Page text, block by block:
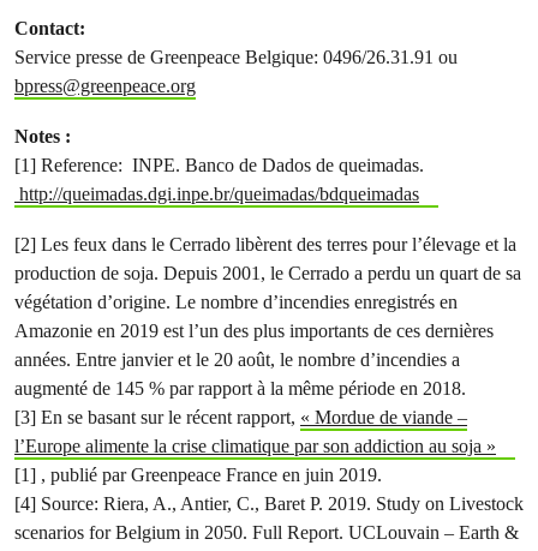
Contact:
Service presse de Greenpeace Belgique: 0496/26.31.91 ou
bpress@greenpeace.org
Notes :
[1] Reference: INPE. Banco de Dados de queimadas.
http://queimadas.dgi.inpe.br/queimadas/bdqueimadas
[2] Les feux dans le Cerrado libèrent des terres pour l’élevage et la
production de soja. Depuis 2001, le Cerrado a perdu un quart de sa
végétation d’origine. Le nombre d’incendies enregistrés en
Amazonie en 2019 est l’un des plus importants de ces dernières
années. Entre janvier et le 20 août, le nombre d’incendies a
augmenté de 145 % par rapport à la même période en 2018.
[3] En se basant sur le récent rapport, « Mordue de viande –
l’Europe alimente la crise climatique par son addiction au soja »
[1] , publié par Greenpeace France en juin 2019.
[4] Source: Riera, A., Antier, C., Baret P. 2019. Study on Livestock
scenarios for Belgium in 2050. Full Report. UCLouvain – Earth &